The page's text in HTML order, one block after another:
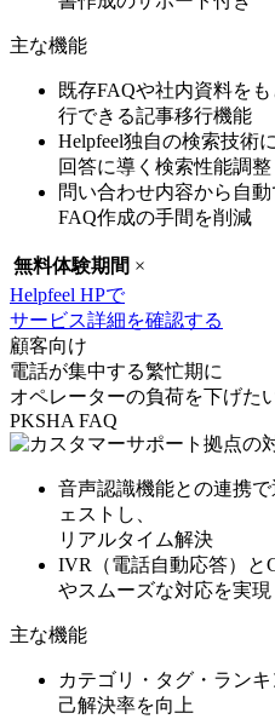
主な機能
既存FAQや社内資料を
行できる記事移行機能
Helpfeel独自の検索技術
回答に導く検索性能調整
問い合わせ内容から自
FAQ作成の手間を削減
無料体験期間 ×
Helpfeel HPで
サービス詳細を確認する
顧客向け
電話が集中する繁忙期に
オペレーターの負荷を下げた
PKSHA FAQ
音声認識機能との連携で
ェスト し、
リアルタイム解決
IVR（電話自動応答）と
やスムーズな対応を実現
主な機能
カテゴリ・タグ・ラン
己解決率を向上